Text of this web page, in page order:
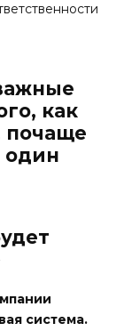
как
почаще
один
система.